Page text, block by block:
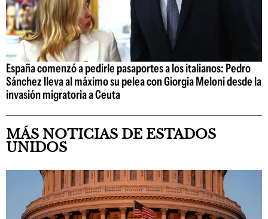
España comenzó a pedirle pasaportes a los italianos: Pedro
Sánchez lleva al máximo su pelea con Giorgia Meloni desde la
invasión migratoria a Ceuta
MÁS NOTICIAS DE ESTADOS
UNIDOS